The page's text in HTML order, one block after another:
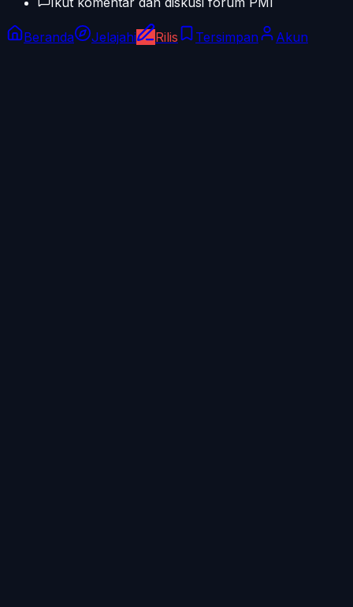
Beranda Jelajahi Rilis Tersimpan Akun